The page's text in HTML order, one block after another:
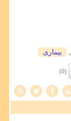
بیماری
(0)